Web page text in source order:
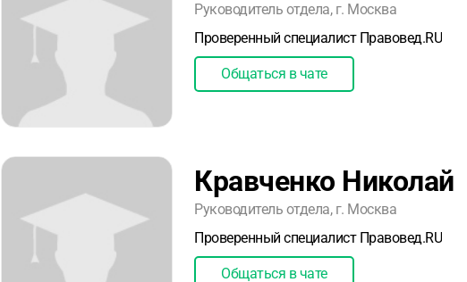
Руководитель отдела, г. Москва
Проверенный специалист Правовед.RU
Общаться в чате
Кравченко Николай
Руководитель отдела, г. Москва
Проверенный специалист Правовед.RU
Общаться в чате